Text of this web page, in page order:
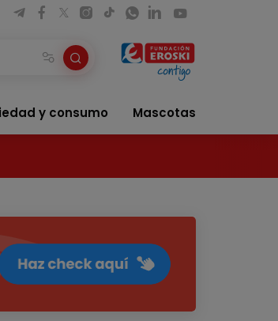
y consumo Mascotas